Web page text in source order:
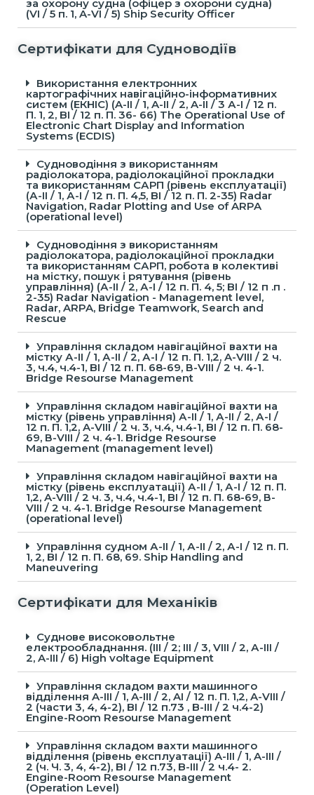
за охорону судна (офіцер з охорони судна)
(VI / 5 п. 1, A-VI / 5) Ship Security Officer
Сертифікати для Судноводіїв
Використання електронних
картографічних навігаційно-інформативних
систем (ЕКНІС) (A-IІ / 1, A-IІ / 2, A-IІ / 3 А-I / 12 п.
П. 1, 2, BI / 12 п. П. 36- 66) The Operational Use of
Electronic Chart Display and Information
Systems (ECDIS)
Судноводіння з використанням
радіолокатора, радіолокаційної прокладки
та використанням САРП (рівень експлуатації)
(А-IІ / 1, А-I / 12 п. П. 4,5, BI / 12 п. П. 2-35) Radar
Navigation, Radar Plotting and Use of ARPA
(оperational level)
Судноводіння з використанням
радіолокатора, радіолокаційної прокладки
та використанням САРП, робота в колективі
на містку, пошук і рятування (рівень
управління) (А-IІ / 2, А-I / 12 п. П. 4, 5; BI / 12 п .п .
2-35) Radar Navigation - Management level,
Radar, ARPA, Bridge Teamwork, Search and
Rescue
Управління складом навігаційної вахти на
містку А-ІІ / 1, А-ІІ / 2, А-І / 12 п. П. 1,2, A-VIII / 2 ч.
3, ч.4, ч.4-1, BI / 12 п. П. 68-69, В-VIII / 2 ч. 4-1.
Bridge Resourse Management
Управління складом навігаційної вахти на
містку (рівень управління) А-ІІ / 1, А-ІІ / 2, А-І /
12 п. П. 1,2, A-VIII / 2 ч. 3, ч.4, ч.4-1, BI / 12 п. П. 68-
69, В-VIII / 2 ч. 4-1. Bridge Resourse
Management (management level)
Управління складом навігаційної вахти на
містку (рівень експлуатації) А-ІІ / 1, А-І / 12 п. П.
1,2, A-VIII / 2 ч. 3, ч.4, ч.4-1, BI / 12 п. П. 68-69, В-
VIII / 2 ч. 4-1. Bridge Resourse Management
(operational level)
Управління судном А-ІІ / 1, А-ІІ / 2, А-I / 12 п. П.
1, 2, BI / 12 п. П. 68, 69. Ship Handling and
Maneuvering
Сертифікати для Механіків
Суднове високовольтне
електрообладнання. (ІІІ / 2; ІІІ / 3, VIII / 2, А-ІІІ /
2, A-III / 6) High voltage Equipment
Управління складом вахти машинного
відділення A-III / 1, A-III / 2, AI / 12 п. П. 1,2, A-VIII /
2 (части 3, 4, 4-2), BI / 12 п.73 , B-ІІІ / 2 ч.4-2)
Engine-Room Resourse Management
Управління складом вахти машинного
відділення (рівень експлуатації) A-III / 1, A-III /
2 (ч. Ч. 3, 4, 4-2), BI / 12 п.73, B-ІІІ / 2 ч.4- 2.
Engine-Room Resourse Management
(Operation Level)